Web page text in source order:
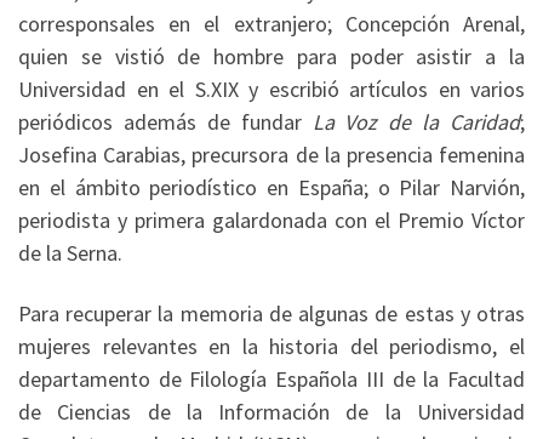
corresponsales en el extranjero; Concepción Arenal,
quien se vistió de hombre para poder asistir a la
Universidad en el S.XIX y escribió artículos en varios
periódicos además de fundar La Voz de la Caridad;
Josefina Carabias, precursora de la presencia femenina
en el ámbito periodístico en España; o Pilar Narvión,
periodista y primera galardonada con el Premio Víctor
de la Serna.
Para recuperar la memoria de algunas de estas y otras
mujeres relevantes en la historia del periodismo, el
departamento de Filología Española III de la Facultad
de Ciencias de la Información de la Universidad